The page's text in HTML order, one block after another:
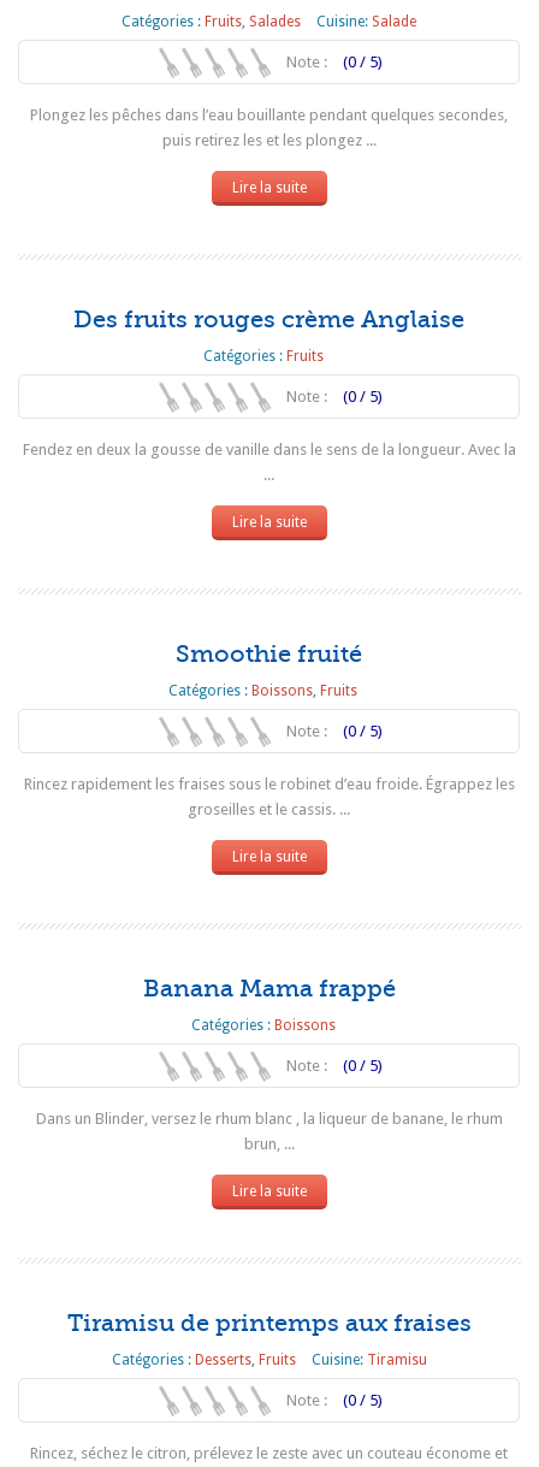
Catégories :Fruits Salades Cuisine: Salade
Note : (0 / 5)
Plongez les pêches dans l’eau bouillante pendant quelques secondes,
puis retirez les et les plongez ...
Lire la suite
Des fruits rouges crème Anglaise
Catégories : Fruits
Note : (0 / 5)
Fendez en deux la gousse de vanille dans le sens de la longueur. Avec la
...
Lire la suite
Smoothie fruité
Catégories :Boissons ,Fruits
Note : (0 / 5)
Rincez rapidement les fraises sous le robinet d’eau froide. Égrappez les
groseilles et le cassis. ...
Lire la suite
Banana Mama frappé
Catégories : Boissons
Note : (0 / 5)
Dans un Blinder, versez le rhum blanc , la liqueur de banane, le rhum
brun, ...
Lire la suite
Tiramisu de printemps aux fraises
Catégories : Desserts, Fruits Cuisine: Tiramisu
Note : (0 / 5)
Rincez, séchez le citron, prélevez le zeste avec un couteau économe et